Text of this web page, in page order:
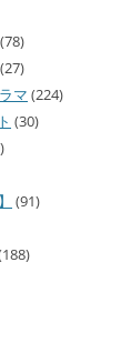
(78)
(27)
マ (224)
(30)
(91)